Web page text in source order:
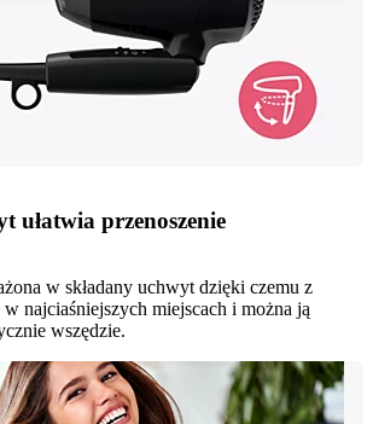
ułatwia przenoszenie
w składany uchwyt dzięki czemu z
w najciaśniejszych miejscach i można ją
wszędzie.